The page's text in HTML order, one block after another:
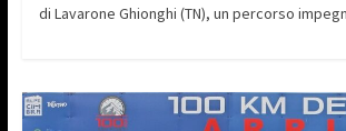
di Lavarone Ghionghi (TN), un percorso